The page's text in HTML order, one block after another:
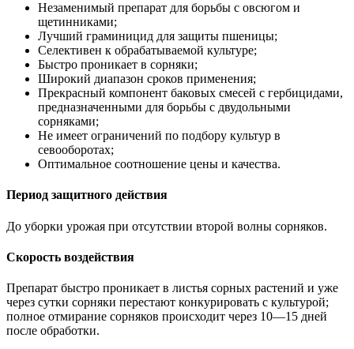
Незаменимый препарат для борьбы с овсюгом и
щетинниками;
Лучший граминицид для защиты пшеницы;
Селективен к обрабатываемой культуре;
Быстро проникает в сорняки;
Широкий диапазон сроков применения;
Прекрасный компонент баковых смесей с гербицидами,
предназначенными для борьбы с двудольными
сорняками;
Не имеет ограничений по подбору культур в
севооборотах;
Оптимальное соотношение цены и качества.
Период защитного действия
До уборки урожая при отсутствии второй волны сорняков.
Скорость воздействия
Препарат быстро проникает в листья сорных растений и уже
через сутки сорняки перестают конкурировать с культурой;
полное отмирание сорняков происходит через 10—15 дней
после обработки.